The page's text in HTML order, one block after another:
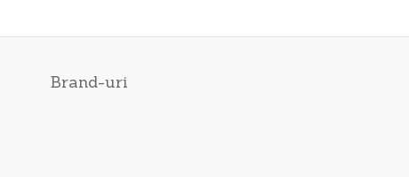
Brand-uri